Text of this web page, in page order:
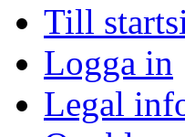
Till
Logga in
Legal